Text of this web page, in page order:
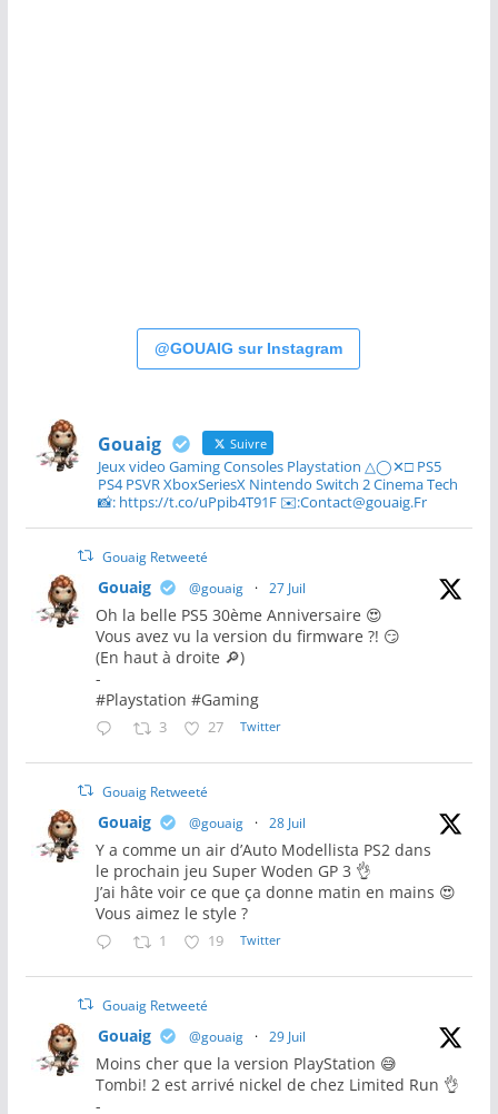
@GOUAIG sur Instagram
Gouaig Suivre
Jeux video Gaming Consoles Playstation △◯✕□ PS5
PS4 PSVR XboxSeriesX Nintendo Switch 2 Cinema Tech
📸: https://t.co/uPpib4T91F ✉️:Contact@gouaig.Fr
Gouaig Retweeté
Gouaig @gouaig · 27 Juil
Oh la belle PS5 30ème Anniversaire 😍
Vous avez vu la version du firmware ?! 😏
(En haut à droite 🔎)
-
#Playstation #Gaming
3 27 Twitter
Gouaig Retweeté
Gouaig @gouaig · 28 Juil
Y a comme un air d’Auto Modellista PS2 dans
le prochain jeu Super Woden GP 3 👌
J’ai hâte voir ce que ça donne matin en mains 😍
Vous aimez le style ?
1 19 Twitter
Gouaig Retweeté
Gouaig @gouaig · 29 Juil
Moins cher que la version PlayStation 😅
Tombi! 2 est arrivé nickel de chez Limited Run 👌
-